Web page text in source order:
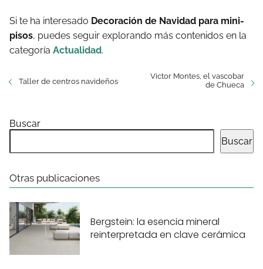
Si te ha interesado Decoración de Navidad para mini-
pisos, puedes seguir explorando más contenidos en la
categoría Actualidad.
Taller de centros navideños
Victor Montes, el vascobar
de Chueca
Buscar
Buscar
Otras publicaciones
Bergstein: la esencia mineral
reinterpretada en clave cerámica